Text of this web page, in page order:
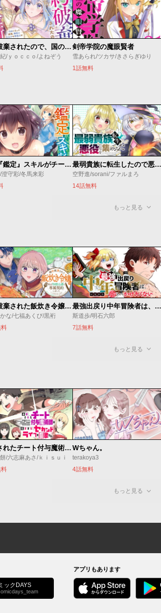
婚約破棄されたので、国の外れで錬金術姫になりました！～自由になった途端、隣国の王太子や精霊王や竜族から愛されています
/ｙｏｃｃｏ/よねぞう
剣帝学院の魔眼賢者
雪あられ/ツカサ/きさらぎゆり
1話無料
俺の『鑑定』スキルがチートすぎて
澄守彩/冬馬来彩
最弱貴族に転生したので悪役たちを集めてみた
空野進/sorani/ファルまろ
14話無料
もっと見る
婚約破棄された飯炊き令嬢の私は冷酷公爵と専属契約しました～ですが胃袋を掴んだ結果、冷たかった公爵様がどんどん優しくなっています～
な/七福あくび/黒裄
最強出戻り中年冒険者は、今さら命なんてかけたくない
斯道歩/明石六郎
7話無料
もっと見る
追放されたチート付与魔術師は気ままなセカンドライフを謳歌する。 ～俺は武器だけじゃなく、あらゆるものに『強化ポイント』を付与できるし、俺の意思でいつでも効果を解除できるけど、残った人たち大丈夫？～
/六志麻あさ/ｋｉｓｕｉ
Wちゃん。
terakoya3
4話無料
もっと見る
ックDAYS
アプリもあります